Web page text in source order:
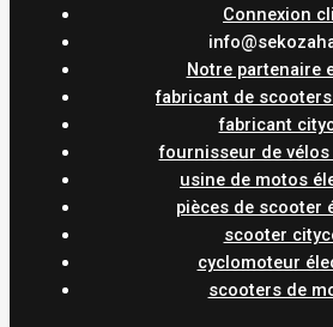
Connexion
Notre partenaire
fabricant de
fabricant
fournisseur de
usine de motos
pièces de scooter
scooter
cyclomoteur
scooters de